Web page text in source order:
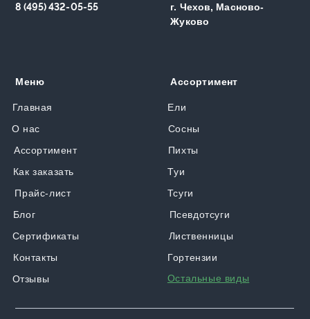
8 (495) 432-05-55
г. Чехов, Масново-
Жуково
Главная
Меню
О нас
Ассортимент
Как заказать
Прайс-лист
Отзывы
Контакты
Ели
Ассортимент
Сосны
Пихты
Туи
Тсуги
Псевдотсуги
Лиственницы
Гортензии
Остальные виды
Блог
Сертификаты